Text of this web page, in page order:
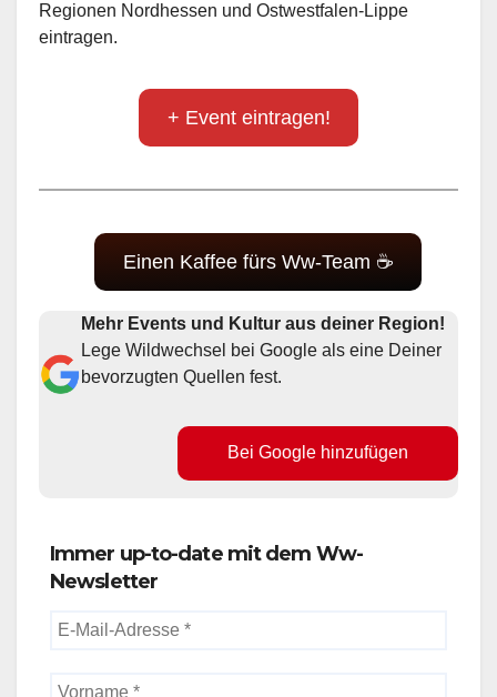
Regionen Nordhessen und Ostwestfalen-Lippe
eintragen.
+ Event eintragen!
Einen Kaffee fürs Ww-Team ☕
Mehr Events und Kultur aus deiner Region!
Lege Wildwechsel bei Google als eine Deiner
bevorzugten Quellen fest.
Bei Google hinzufügen
Immer up-to-date mit dem Ww-
Newsletter